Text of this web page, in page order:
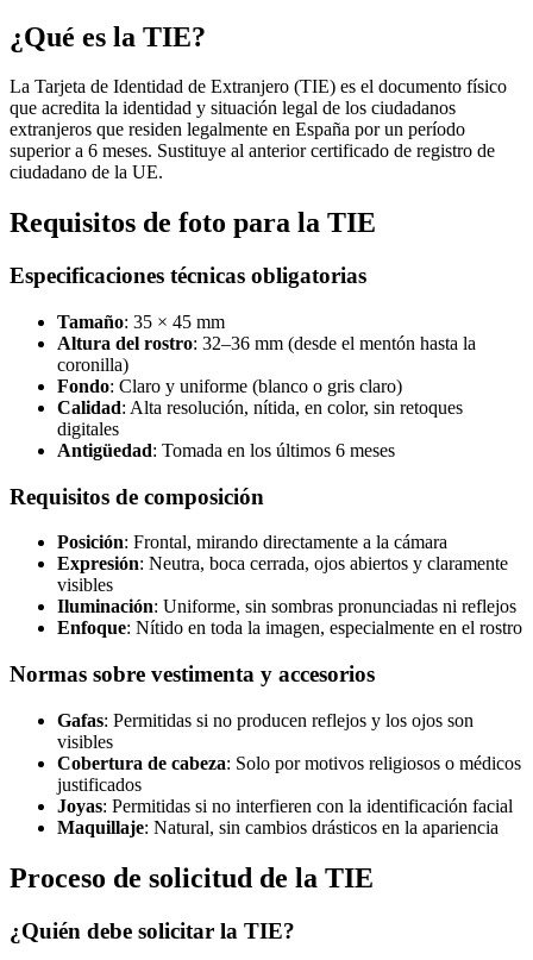
¿Qué es la TIE?
La Tarjeta de Identidad de Extranjero (TIE) es el documento físico
que acredita la identidad y situación legal de los ciudadanos
extranjeros que residen legalmente en España por un período
superior a 6 meses. Sustituye al anterior certificado de registro de
ciudadano de la UE.
Requisitos de foto para la TIE
Especificaciones técnicas obligatorias
Tamaño: 35 × 45 mm
Altura del rostro: 32–36 mm (desde el mentón hasta la
coronilla)
Fondo: Claro y uniforme (blanco o gris claro)
Calidad: Alta resolución, nítida, en color, sin retoques
digitales
Antigüedad: Tomada en los últimos 6 meses
Requisitos de composición
Posición: Frontal, mirando directamente a la cámara
Expresión: Neutra, boca cerrada, ojos abiertos y claramente
visibles
Iluminación: Uniforme, sin sombras pronunciadas ni reflejos
Enfoque: Nítido en toda la imagen, especialmente en el rostro
Normas sobre vestimenta y accesorios
Gafas: Permitidas si no producen reflejos y los ojos son
visibles
Cobertura de cabeza: Solo por motivos religiosos o médicos
justificados
Joyas: Permitidas si no interfieren con la identificación facial
Maquillaje: Natural, sin cambios drásticos en la apariencia
Proceso de solicitud de la TIE
¿Quién debe solicitar la TIE?